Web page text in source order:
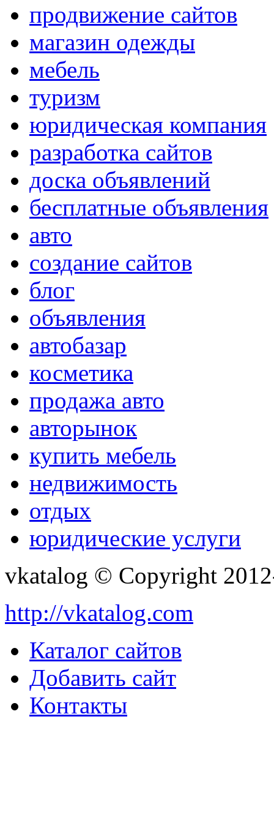
продвижение сайтов
магазин одежды
мебель
туризм
юридическая компания
разработка сайтов
доска объявлений
бесплатные объявления
авто
создание сайтов
блог
объявления
автобазар
косметика
продажа авто
авторынок
купить мебель
недвижимость
отдых
юридические услуги
vkatalog © Copyright
http://vkatalog.com
Каталог сайтов
Добавить сайт
Контакты